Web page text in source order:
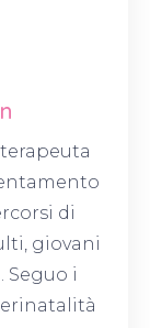
di
giovani
Seguo i